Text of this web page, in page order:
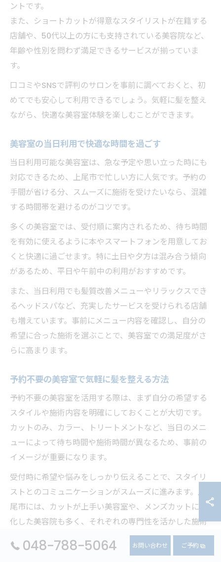
ントです。
また、ショートカットが得意なスタイリストが在籍する
店舗や、50代以上の方にも支持されている美容院など、
年齢や性別を問わず満足できるサービスが揃っていま
す。
口コミやSNSで評判のサロンを事前に調べておくと、初
めてでも安心して利用できるでしょう。気軽に髪を整え
ながら、快適な美容室体験を楽しむことができます。
美容室の当日利用で快適な時間を過ごす
当日利用可能な美容室は、急な予定や思い立った時にも
対応できるため、上尾市で忙しい方に人気です。予約の
手間が省ける分、スムーズに施術を受けたいなら、混雑
する時間帯を避けるのがコツです。
多くの美容室では、受付順に案内されるため、待ち時間
を有効に使えるように本やスマートフォンを用意してお
くと快適に過ごせます。特に土日や夕方は混み合う傾向
があるため、平日や午前中の利用がおすすめです。
また、当日利用でも髪質改善メニューやリラックスでき
るヘッドスパなど、充実したサービスを受けられる店舗
も増えています。事前にメニュー内容を確認し、自分の
希望に合った施術を選ぶことで、美容室での満足度がさ
らに高まります。
予約不要の美容室で気軽に髪を整える方法
予約不要の美容室を活用する際は、まず自分の希望する
スタイルや施術内容を明確にしておくことが大切です。
カットのみ、カラー、トリートメントなど、当日のメニ
ューによって待ち時間や施術時間が異なるため、事前の
イメージが重要になります。
受付時に希望や悩みをしっかり伝えることで、スタイリ
ストとのコミュニケーションがスムーズに進みます。上
尾市には、カットが上手い美容室や、メンズカットに特
化した美容院も多く、それぞれの専門性を活かした施術
「今日行ける美容院を探している」「思い立ったときに
048-788-5064 お問い合わせ ご予約